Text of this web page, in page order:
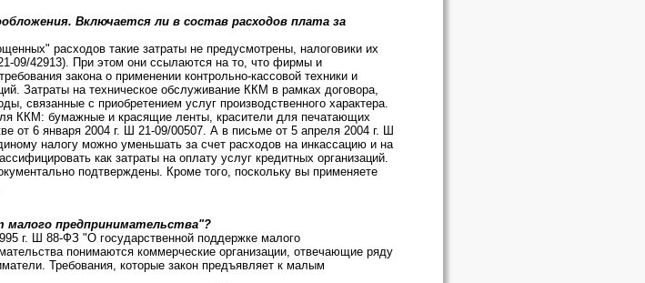
Включается ли в состав расходов плата за
расходов такие затраты не предусмотрены, налоговики их
09/42913). При этом они ссылаются на то, что фирмы и
закона о применении контрольно-кассовой техники и
Затраты на техническое обслуживание ККМ в рамках договора,
связанные с приобретением услуг производственного характера.
ККМ: бумажные и красящие ленты, красители для печатающих
от 6 января 2004 г. Ш 21-09/00507. А в письме от 5 апреля 2004 г. Ш
налогу можно уменьшать за счет расходов на инкассацию и на
как затраты на оплату услуг кредитных организаций.
подтверждены. Кроме того, поскольку вы применяете
малого предпринимательства"?
г. Ш 88-ФЗ "О государственной поддержке малого
понимаются коммерческие организации, отвечающие ряду
Требования, которые закон предъявляет к малым